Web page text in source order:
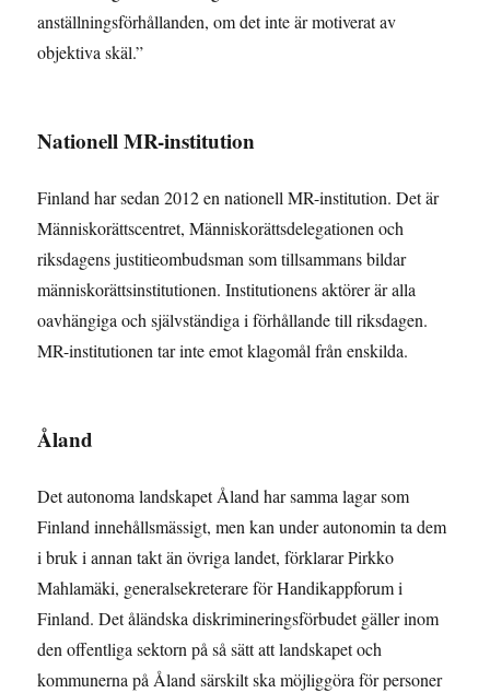
anställningsförhållanden, om det inte är motiverat av
objektiva skäl.”
Nationell MR-institution
Finland har sedan 2012 en nationell MR-institution. Det är
Människorättscentret, Människorättsdelegationen och
riksdagens justitieombudsman som tillsammans bildar
människorättsinstitutionen. Institutionens aktörer är alla
oavhängiga och självständiga i förhållande till riksdagen.
MR-institutionen tar inte emot klagomål från enskilda.
Åland
Det autonoma landskapet Åland har samma lagar som
Finland innehållsmässigt, men kan under autonomin ta dem
i bruk i annan takt än övriga landet, förklarar Pirkko
Mahlamäki, generalsekreterare för Handikappforum i
Finland. Det åländska diskrimineringsförbudet gäller inom
den offentliga sektorn på så sätt att landskapet och
kommunerna på Åland särskilt ska möjliggöra för personer